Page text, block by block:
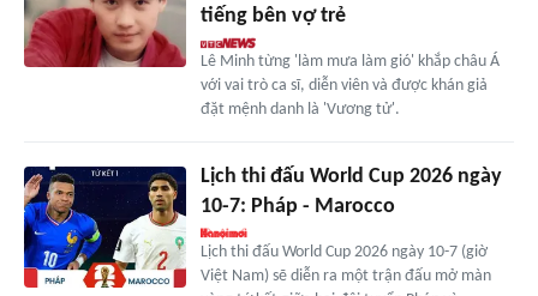
tiếng bên vợ trẻ
Lê Minh từng 'làm mưa làm gió' khắp châu Á
với vai trò ca sĩ, diễn viên và được khán giả
đặt mệnh danh là 'Vương tử'.
Lịch thi đấu World Cup 2026 ngày
10-7: Pháp - Marocco
Lịch thi đấu World Cup 2026 ngày 10-7 (giờ
Việt Nam) sẽ diễn ra một trận đấu mở màn